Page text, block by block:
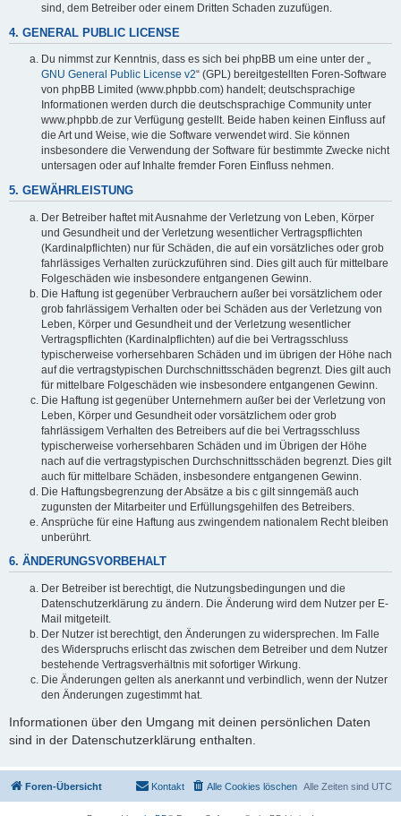
sind, dem Betreiber oder einem Dritten Schaden zuzufügen.
4. GENERAL PUBLIC LICENSE
Du nimmst zur Kenntnis, dass es sich bei phpBB um eine unter der „
GNU General Public License v2“ (GPL) bereitgestellten Foren-Software
von phpBB Limited (www.phpbb.com) handelt; deutschsprachige
Informationen werden durch die deutschsprachige Community unter
www.phpbb.de zur Verfügung gestellt. Beide haben keinen Einfluss auf
die Art und Weise, wie die Software verwendet wird. Sie können
insbesondere die Verwendung der Software für bestimmte Zwecke nicht
untersagen oder auf Inhalte fremder Foren Einfluss nehmen.
5. GEWÄHRLEISTUNG
Der Betreiber haftet mit Ausnahme der Verletzung von Leben, Körper
und Gesundheit und der Verletzung wesentlicher Vertragspflichten
(Kardinalpflichten) nur für Schäden, die auf ein vorsätzliches oder grob
fahrlässiges Verhalten zurückzuführen sind. Dies gilt auch für mittelbare
Folgeschäden wie insbesondere entgangenen Gewinn.
Die Haftung ist gegenüber Verbrauchern außer bei vorsätzlichem oder
grob fahrlässigem Verhalten oder bei Schäden aus der Verletzung von
Leben, Körper und Gesundheit und der Verletzung wesentlicher
Vertragspflichten (Kardinalpflichten) auf die bei Vertragsschluss
typischerweise vorhersehbaren Schäden und im übrigen der Höhe nach
auf die vertragstypischen Durchschnittsschäden begrenzt. Dies gilt auch
für mittelbare Folgeschäden wie insbesondere entgangenen Gewinn.
Die Haftung ist gegenüber Unternehmern außer bei der Verletzung von
Leben, Körper und Gesundheit oder vorsätzlichem oder grob
fahrlässigem Verhalten des Betreibers auf die bei Vertragsschluss
typischerweise vorhersehbaren Schäden und im Übrigen der Höhe
nach auf die vertragstypischen Durchschnittsschäden begrenzt. Dies gilt
auch für mittelbare Schäden, insbesondere entgangenen Gewinn.
Die Haftungsbegrenzung der Absätze a bis c gilt sinngemäß auch
zugunsten der Mitarbeiter und Erfüllungsgehilfen des Betreibers.
Ansprüche für eine Haftung aus zwingendem nationalem Recht bleiben
unberührt.
6. ÄNDERUNGSVORBEHALT
Der Betreiber ist berechtigt, die Nutzungsbedingungen und die
Datenschutzerklärung zu ändern. Die Änderung wird dem Nutzer per E-
Mail mitgeteilt.
Der Nutzer ist berechtigt, den Änderungen zu widersprechen. Im Falle
des Widerspruchs erlischt das zwischen dem Betreiber und dem Nutzer
bestehende Vertragsverhältnis mit sofortiger Wirkung.
Die Änderungen gelten als anerkannt und verbindlich, wenn der Nutzer
den Änderungen zugestimmt hat.
Informationen über den Umgang mit deinen persönlichen Daten
sind in der Datenschutzerklärung enthalten.
Foren-Übersicht Alle Zeiten sind UTC
Alle Cookies löschen
Kontakt